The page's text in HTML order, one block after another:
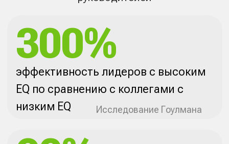
успеха в работе для всех типов
должностей определяет EQ
58%